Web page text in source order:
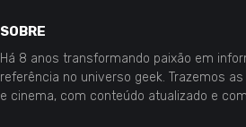
SOBRE
Há 8 anos transformando paixão em
referência no universo geek. Trazemos
e cinema, com conteúdo atualizado e